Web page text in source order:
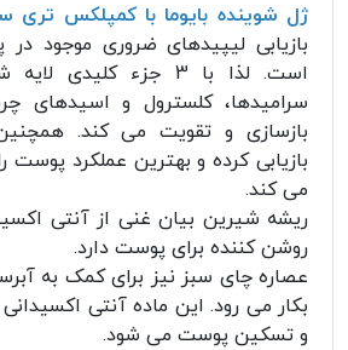
ژل شوینده بایوما با کمپلکس تری
بازیابی لیپیدهای ضروری موجود
است. لذا با 3 جزء
سرامیدها، کلسترول و اسیدهای
بازسازی و تقویت می کند.
بازیابی کرده و بهترین عملکرد پوست
می کند.
ریشه شیرین بیان غنی از آنتی
روشن کننده برای پوست دارد.
عصاره چای سبز نیز برای کمک به
بکار می رود. این ماده آنتی
و تسکین پوست می شود.